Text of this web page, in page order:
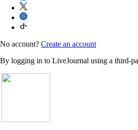
No account? Create an account
By logging in to LiveJournal using a third-